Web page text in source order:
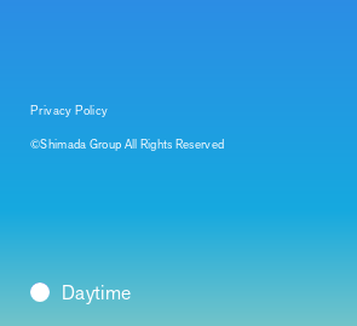
Daybreak
Daytime
Privacy Policy
©Shimada Group All Rights Reserved